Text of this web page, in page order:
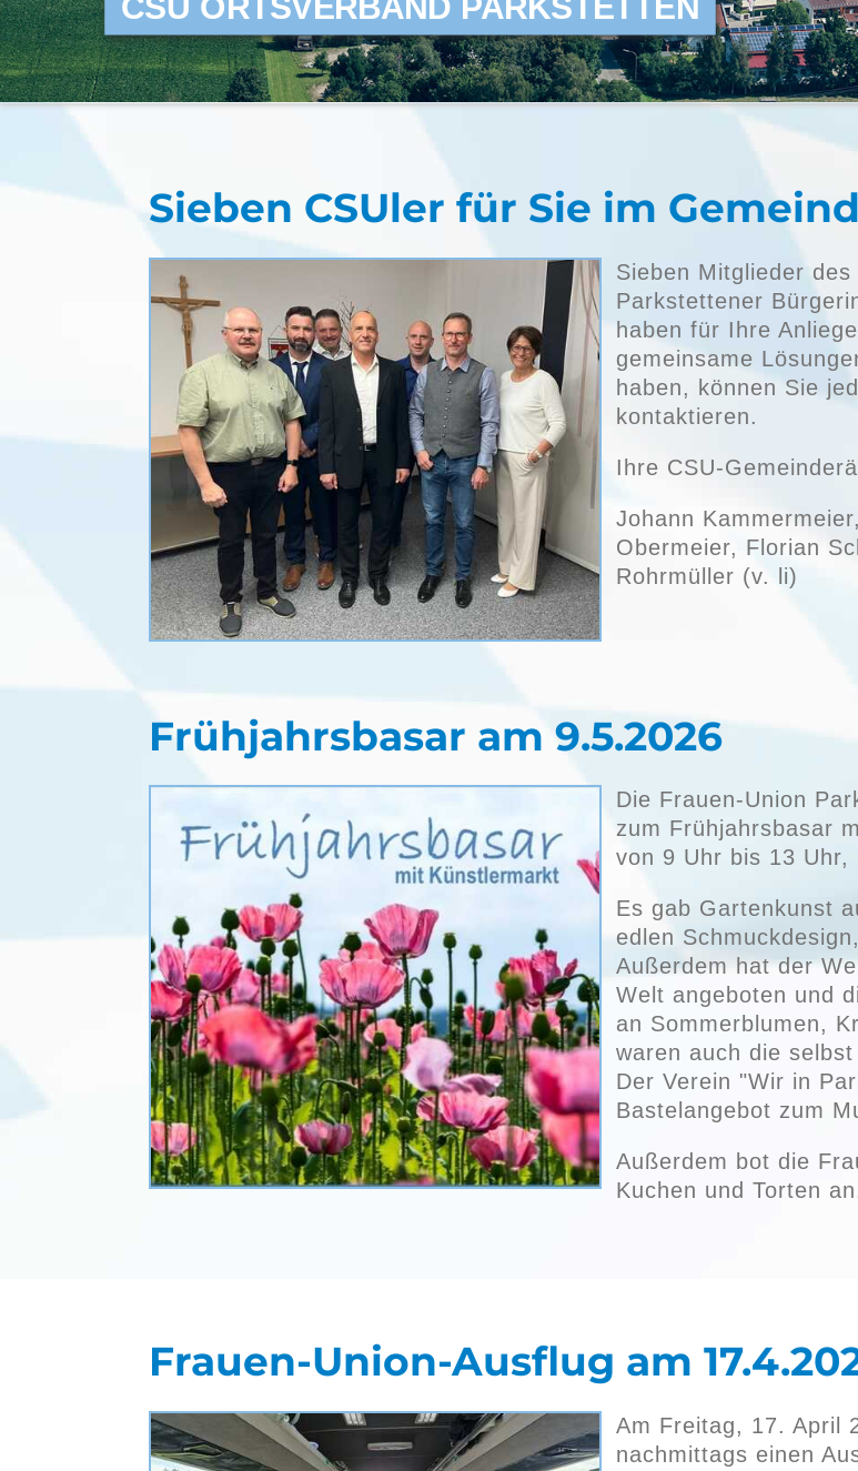
Sieben CSUler für Sie im
Sieben Mitglieder
Parkstettener
haben für Ihre
gemeinsame
haben, können Sie
kontaktieren.
Ihre CSU-
Johann
Obermeier, Florian
Rohrmüller (v. li)
Frühjahrsbasar am 9.5.2026
Die Frauen-Union
zum Frühjahrsbasar
von 9 Uhr bis 13 Uhr,
Es gab Gartenkunst
edlen
Außerdem hat der
Welt angeboten und
an Sommerblumen,
waren auch die
Der Verein "Wir in
Bastelangebot zum
Außerdem bot die
Kuchen und Torten
Frauen-Union-Ausflug am
Am Freitag, 17. April
nachmittags einen